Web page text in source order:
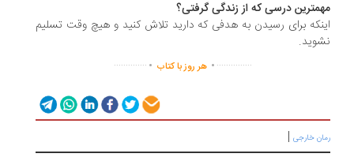
درسی که از زندگی گرفتی؟
برای رسیدن به هدفی که دارید تلاش کنید و هیچ وقت تسلیم
...............
. هر روز با کتاب .
..............
خارجی|